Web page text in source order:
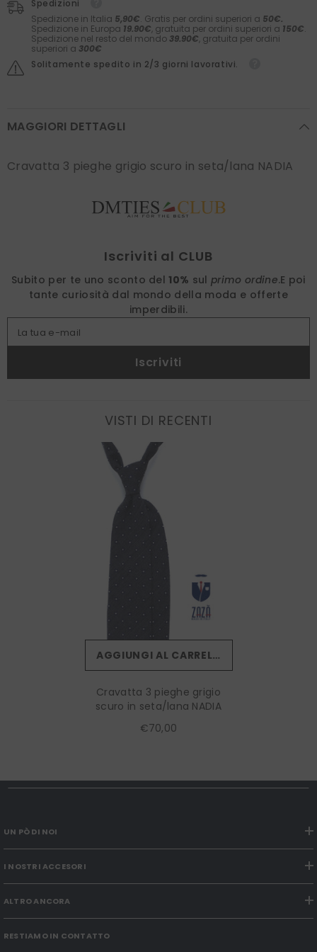
Spedizioni
Spedizione in Italia 5,90€. Gratis per ordini superiori a 50€.
Spedizione in Europa 19.90€, gratuita per ordini superiori a 150€.
Spedizione nel resto del mondo 39.90€, gratuita per ordini
superiori a 300€
Solitamente spedito in 2/3 giorni lavorativi.
MAGGIORI DETTAGLI
Cravatta 3 pieghe grigio scuro in seta/lana NADIA
Iscriviti al CLUB
Subito per te uno sconto del 10% sulprimo ordine.E poi
tante curiosità dal mondo della moda e offerte
imperdibili.
La tua e-mail
Iscriviti
VISTI DI RECENTI
AGGIUNGI AL CARRELLO
Cravatta 3 pieghe grigio
scuro in seta/lana NADIA
€70,00
UN PÒ DI NOI
I NOSTRI ACCESORI
ALTRO ANCORA
RESTIAMO IN CONTATTO